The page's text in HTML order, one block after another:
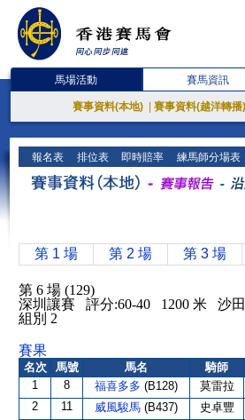
馬場活動 賽馬資訊
賽事資料(本地) 賽事資料(越洋轉播)
報名表 排位表 即時賠率 練馬師分場表
第 1 場 第 2 場 第 3 場
第 6 場 (129)
深圳讓賽 評分:60-40 1200 米 沙
組別 2
賽果
名次 馬號 馬名 騎師
1
8 福喜多多 (B128) 莫雷拉
2 11 威風駿馬 (B437) 史卓豐